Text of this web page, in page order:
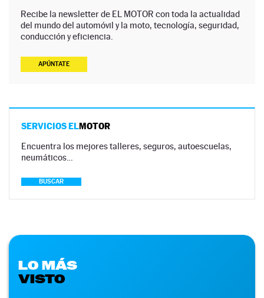
Recibe la newsletter de EL MOTOR con toda la actualidad
del mundo del automóvil y la moto, tecnología, seguridad,
conducción y eficiencia.
APÚNTATE
SERVICIOS ELMOTOR
Encuentra los mejores talleres, seguros, autoescuelas,
neumáticos…
BUSCAR
LO MÁS
VISTO